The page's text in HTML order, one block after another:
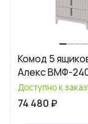
Комод 5
Алекс ВМФ-
Доступно к
74 480 ₽